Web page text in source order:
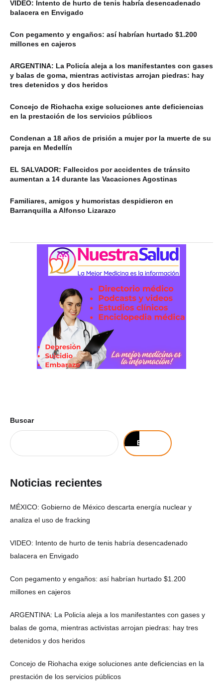
VIDEO: Intento de hurto de tenis habría desencadenado
balacera en Envigado
Con pegamento y engaños: así habrían hurtado $1.200
millones en cajeros
ARGENTINA: La Policía aleja a los manifestantes con gases
y balas de goma, mientras activistas arrojan piedras: hay
tres detenidos y dos heridos
Concejo de Riohacha exige soluciones ante deficiencias
en la prestación de los servicios públicos
Condenan a 18 años de prisión a mujer por la muerte de su
pareja en Medellín
EL SALVADOR: Fallecidos por accidentes de tránsito
aumentan a 14 durante las Vacaciones Agostinas
Familiares, amigos y humoristas despidieron en
Barranquilla a Alfonso Lizarazo
Buscar
Buscar
Noticias recientes
MÉXICO: Gobierno de México descarta energía nuclear y
analiza el uso de fracking
VIDEO: Intento de hurto de tenis habría desencadenado
balacera en Envigado
Con pegamento y engaños: así habrían hurtado $1.200
millones en cajeros
ARGENTINA: La Policía aleja a los manifestantes con gases y
balas de goma, mientras activistas arrojan piedras: hay tres
detenidos y dos heridos
Concejo de Riohacha exige soluciones ante deficiencias en la
prestación de los servicios públicos